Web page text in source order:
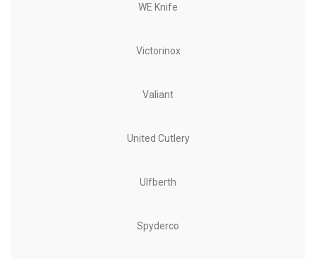
WE Knife
Victorinox
Valiant
United Cutlery
Ulfberth
Spyderco